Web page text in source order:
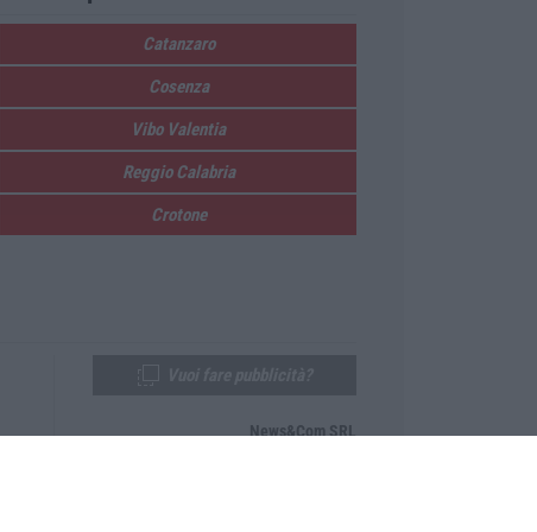
Catanzaro
Cosenza
Vibo Valentia
Reggio Calabria
Crotone
News&Com SRL